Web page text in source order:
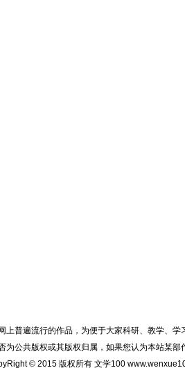
上普遍流行的作品，为便于大家科研、教学、
为公共版权或其版权归属，如果您认为本站某
© 2015 版权所有 文学100